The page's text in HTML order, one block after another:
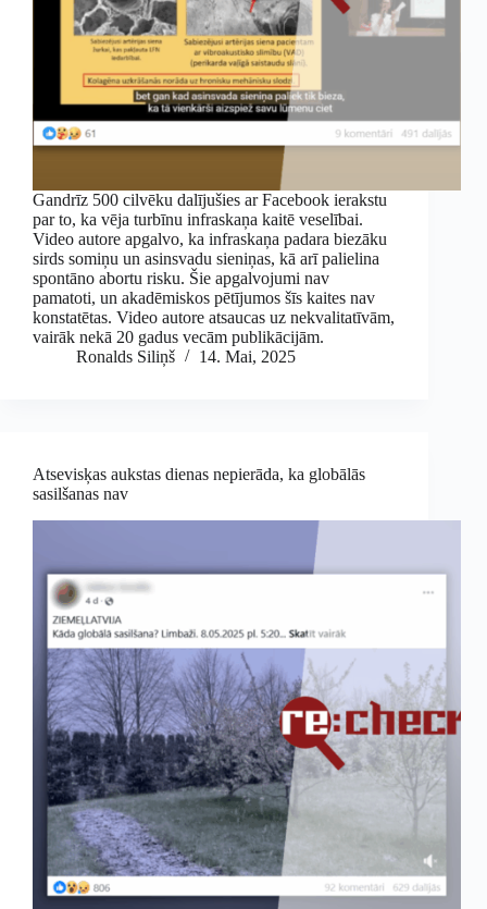
Gandrīz 500 cilvēku dalījušies ar Facebook ierakstu
par to, ka vēja turbīnu infraskaņa kaitē veselībai.
Video autore apgalvo, ka infraskaņa padara biezāku
sirds somiņu un asinsvadu sieniņas, kā arī palielina
spontāno abortu risku. Šie apgalvojumi nav
pamatoti, un akadēmiskos pētījumos šīs kaites nav
konstatētas. Video autore atsaucas uz nekvalitatīvām,
vairāk nekā 20 gadus vecām publikācijām.
Ronalds Siliņš
14. Mai, 2025
Atsevisķas aukstas dienas nepierāda, ka globālās
sasilšanas nav